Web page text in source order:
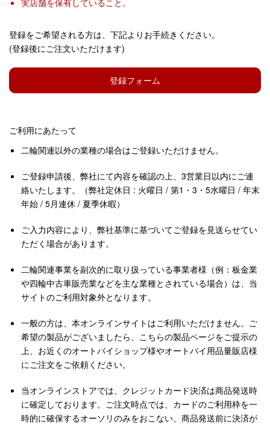
実店舗を保有していること。
登録をご希望される方は、下記よりお手続きください。
(登録後にご注文いただけます)
登録フォーム
ご利用にあたって
二輪関連以外の業種の場合はご登録いただけません。
ご登録申請後、弊社にて内容を確認の上、3営業日以内にご連
絡いたします。（弊社定休日 : 火曜日 / 第1・3・5水曜日 / 年末
年始 / 5月連休 / 夏季休暇）
ご入力内容により、弊社基準に基づいてご登録を見送らせてい
ただく場合があります。
二輪関連事業を副次的に取り扱っている事業者様（例：板金業
や四輪中古車販売業などを主な業種とされている場合）は、当
サイトのご利用対象外となります。
一般の方は、本オンラインサイトはご利用いただけません。ご
希望の製品がございましたら、こちらの製品ページをご提示の
上、お近くのオートバイショップ様やオートバイ用品量販店様
にご注文をご依頼ください。
当オンラインストアでは、クレジットカード決済は商品発送時
に確定しております。ご注文時点では、カードのご利用枠を一
時的に確保するオーソリのみをおこない、商品発送前に決済が